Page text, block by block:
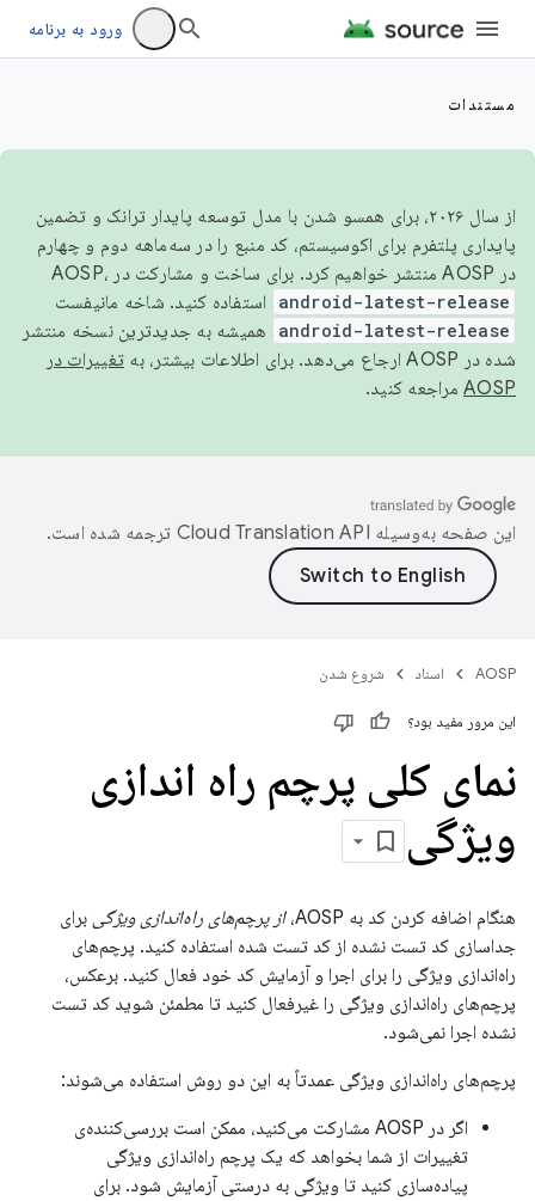
ورود به برنامه
مستندات
از سال ۲۰۲۶، برای همسو شدن با مدل توسعه پایدار ترانک و تضمین
پایداری پلتفرم برای اکوسیستم، کد منبع را در سه‌ماهه دوم و چهارم
در AOSP منتشر خواهیم کرد. برای ساخت و مشارکت در AOSP،
android-latest-release استفاده کنید. شاخه مانیفست
android-latest-release
همیشه به جدیدترین نسخه منتشر
شده در AOSP ارجاع می‌دهد. برای اطلاعات بیشتر، به
تغییرات در
AOSP مراجعه کنید.
این صفحه به‌وسیله ترجمه شده است.
AOSP اسناد شروع شدن
این مرور مفید بود؟
نمای کلی پرچم راه اندازی
ویژگی
هنگام اضافه کردن کد به AOSP، از پرچم‌های راه‌اندازی ویژگی برای
جداسازی کد تست نشده از کد تست شده استفاده کنید. پرچم‌های
راه‌اندازی ویژگی را برای اجرا و آزمایش کد خود فعال کنید. برعکس،
پرچم‌های راه‌اندازی ویژگی را غیرفعال کنید تا مطمئن شوید کد تست
نشده اجرا نمی‌شود.
پرچم‌های راه‌اندازی ویژگی عمدتاً به این دو روش استفاده می‌شوند:
اگر در AOSP مشارکت می‌کنید، ممکن است بررسی‌کننده‌ی
تغییرات از شما بخواهد که یک پرچم راه‌اندازی ویژگی
پیاده‌سازی کنید تا ویژگی به درستی آزمایش شود. برای